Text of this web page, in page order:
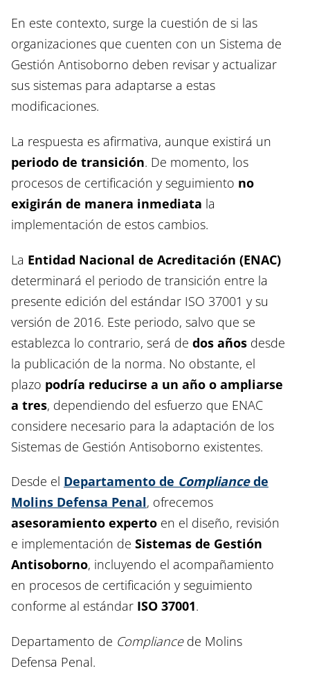
En este contexto, surge la cuestión de si las
organizaciones que cuenten con un Sistema de
Gestión Antisoborno deben revisar y actualizar
sus sistemas para adaptarse a estas
modificaciones.
La respuesta es afirmativa, aunque existirá un
periodo de transición. De momento, los
procesos de certificación y seguimiento no
exigirán de manera inmediata la
implementación de estos cambios.
La Entidad Nacional de Acreditación (ENAC)
determinará el periodo de transición entre la
presente edición del estándar ISO 37001 y su
versión de 2016. Este periodo, salvo que se
establezca lo contrario, será de dos años desde
la publicación de la norma. No obstante, el
plazo podría reducirse a un año o ampliarse
a tres, dependiendo del esfuerzo que ENAC
considere necesario para la adaptación de los
Sistemas de Gestión Antisoborno existentes.
Desde el Departamento de Compliancede
Molins Defensa Penal, ofrecemos
asesoramiento experto en el diseño, revisión
e implementación de Sistemas de Gestión
Antisoborno, incluyendo el acompañamiento
en procesos de certificación y seguimiento
conforme al estándar ISO 37001.
Departamento de Compliance de Molins
Defensa Penal.